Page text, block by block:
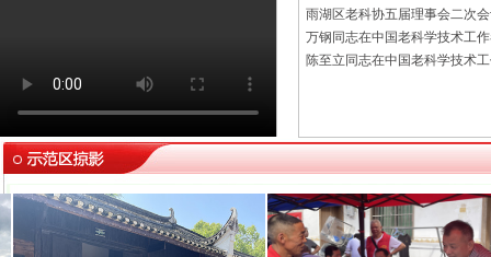
雨湖区老科协五届理事会二次
万钢同志在中国老科学技术工
陈至立同志在中国老科学技术